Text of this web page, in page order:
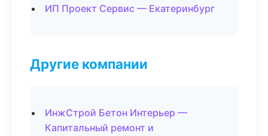
ИП Проект Сервис — Екатеринбург
Другие компании
ИнжСтрой Бетон Интерьер —
Капитальный ремонт и